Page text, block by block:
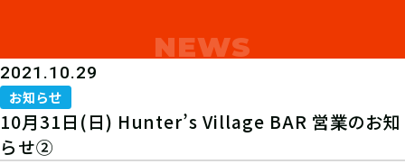
2021.10.29
お知らせ
10月31日(日) Hunter’s Village BAR 営業のお知
らせ②